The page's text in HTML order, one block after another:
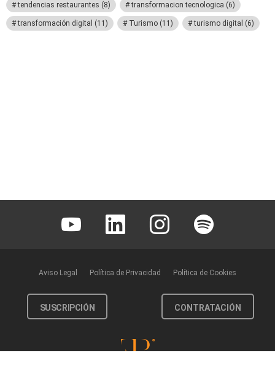
tendencias restaurantes (8) transformacion tecnologica (6)
transformación digital (11) Turismo (11) turismo digital (6)
Youtube Linkedin Instagram Spotify
Aviso Legal Política de Privacidad Política de Cookies
SUSCRIPCIÓN CONTRATACIÓN